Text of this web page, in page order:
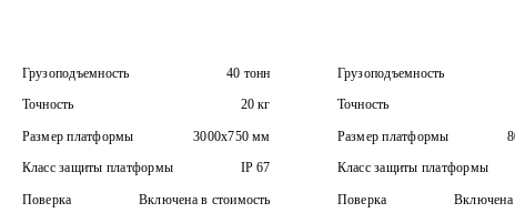
Грузоподъемность 40 тонн
Точность 20 кг
Размер платформы 3000х750 мм
Класс защиты платформы IP 67
Поверка Включена в стоимость
Грузоподъемность
Точность
Размер платформы
Класс защиты платформы
Поверка Включена